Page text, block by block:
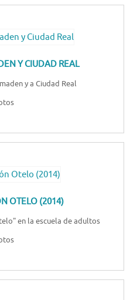
Y CIUDAD REAL
y a Ciudad Real
OTELO (2014)
en la escuela de adultos